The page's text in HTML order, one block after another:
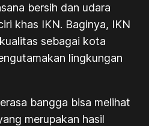
bersih dan udara
khas IKN. Baginya, IKN
sebagai kota
lingkungan
bangga bisa melihat
merupakan hasil